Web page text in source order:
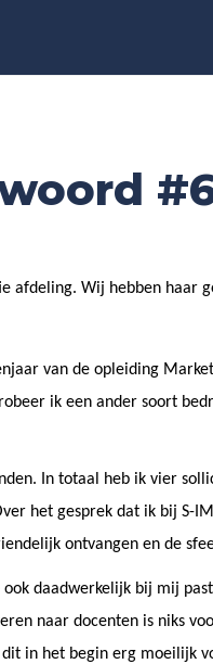
afdeling. Wij hebben haar
van de opleiding
ik een ander soort
In totaal heb ik vier
het gesprek dat ik bij S-
ontvangen en de
daadwerkelijk bij mij
naar docenten is niks
in het begin erg moeilijk